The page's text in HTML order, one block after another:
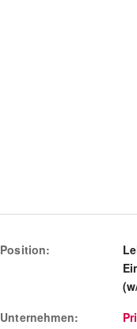
Position:
Unternehmen: